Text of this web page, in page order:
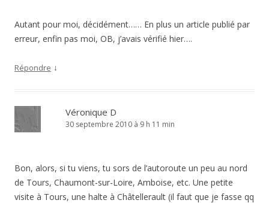
Autant pour moi, décidément…… En plus un article publié par
erreur, enfin pas moi, OB, j’avais vérifié hier….
Répondre ↓
Véronique D
30 septembre 2010 à 9 h 11 min
Bon, alors, si tu viens, tu sors de l’autoroute un peu au nord
de Tours, Chaumont-sur-Loire, Amboise, etc. Une petite
visite à Tours, une halte à Châtellerault (il faut que je fasse qq